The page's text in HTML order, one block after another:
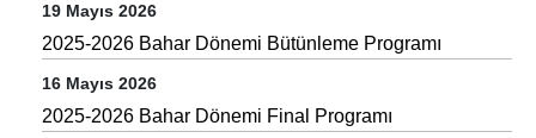
19 Mayıs 2026
2025-2026 Bahar Dönemi Bütünleme Programı
16 Mayıs 2026
2025-2026 Bahar Dönemi Final Programı